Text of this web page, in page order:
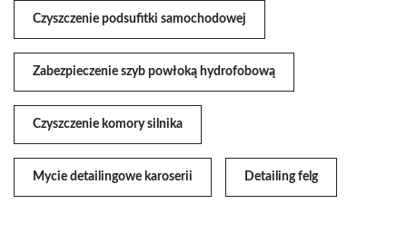
Czyszczenie podsufitki samochodowej
Zabezpieczenie szyb powłoką hydrofobową
Czyszczenie komory silnika
Mycie detailingowe karoserii Detailing felg